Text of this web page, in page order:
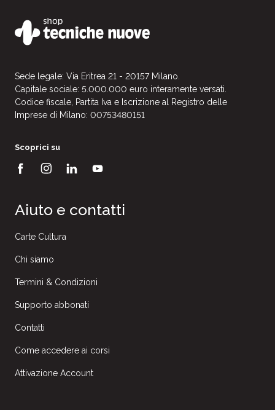
Sede legale: Via Eritrea 21 - 20157 Milano.
Capitale sociale: 5.000.000 euro interamente versati.
Codice fiscale, Partita Iva e Iscrizione al Registro delle
Imprese di Milano: 00753480151
Scoprici su
Aiuto e contatti
Carte Cultura
Chi siamo
Termini & Condizioni
Supporto abbonati
Contatti
Come accedere ai corsi
Attivazione Account